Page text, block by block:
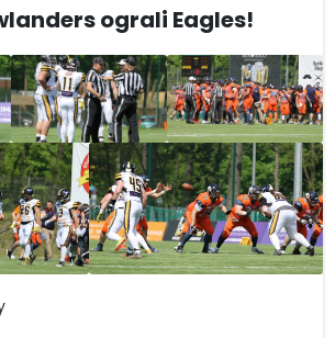
ograli Eagles!